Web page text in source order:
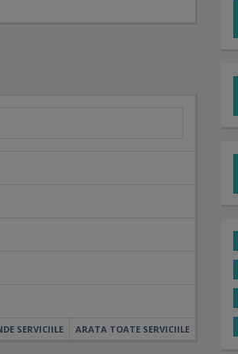
ARATA TOATE SERVICIILE
SERVICIILE